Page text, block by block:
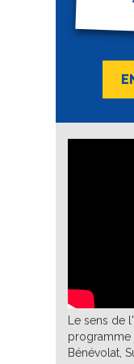
Le sens de
programme
Bénévolat,